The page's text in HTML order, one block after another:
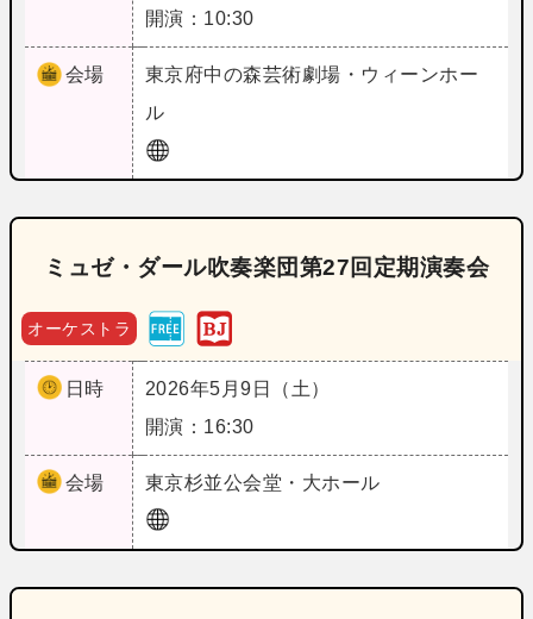
開演：10:30
会場 東京府中の森芸術劇場・ウィーンホー
ル
ミュゼ・ダール吹奏楽団第27回定期演奏会
オーケストラ
日時
2026年5月9日（土）
開演：16:30
会場 東京杉並公会堂・大ホール